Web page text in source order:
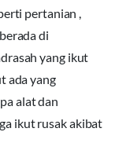
pertanian ,
di
yang ikut
ada yang
alat dan
ikut rusak akibat